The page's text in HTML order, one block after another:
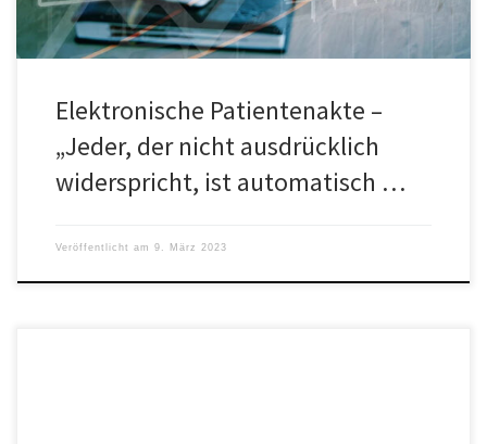
Elektronische Patientenakte –
„Jeder, der nicht ausdrücklich
widerspricht, ist automatisch …
Veröffentlicht am 9. März 2023